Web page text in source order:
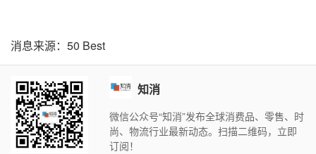
消息来源：50 Best
知消
微信公众号“知消”发布全球消费品、零售、时
尚、物流行业最新动态。扫描二维码，立即
订阅！